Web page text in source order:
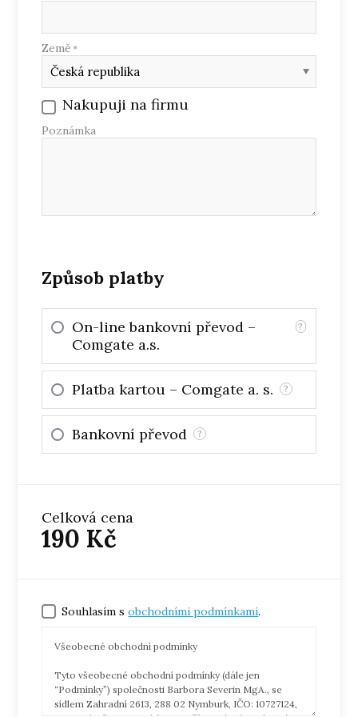
Země *
Nakupuji na firmu
Poznámka
Způsob platby
On-line bankovní převod –
Comgate a.s.
?
Platba kartou – Comgate a. s. ?
Bankovní převod ?
Celková cena
190 Kč
Souhlasím sobchodními podmínkami.
Všeobecné obchodní podmínky
Tyto všeobecné obchodní podmínky (dále jen
“Podmínky”) společnosti Barbora Severin MgA., se
sídlem Zahradní 2613, 288 02 Nymburk, IČO: 10727124,